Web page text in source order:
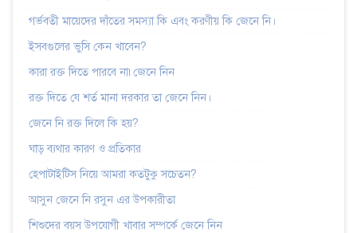
গর্ভবতী মায়েদের দাঁতের সমস্যা কি এবং করণীয় কি জেনে নি।
ইসবগুলের ভুসি কেন খাবেন?
কারা রক্ত দিতে পারবে না৷জেনে নিন
রক্ত দিতে যে শর্ত মানা দরকার তা জেনে নিন।
জেনে নি রক্ত দিলে কি হয়?
ঘাড় ব্যথার কারণ ও প্রতিকার
হেপাটাইটিস নিয়ে আমরা কতটুকু সচেতন?
আসুন জেনে নি রসুন এর উপকারীতা
শিশুদের বয়স উপযোগী খাবার সম্পর্কে জেনে নিন